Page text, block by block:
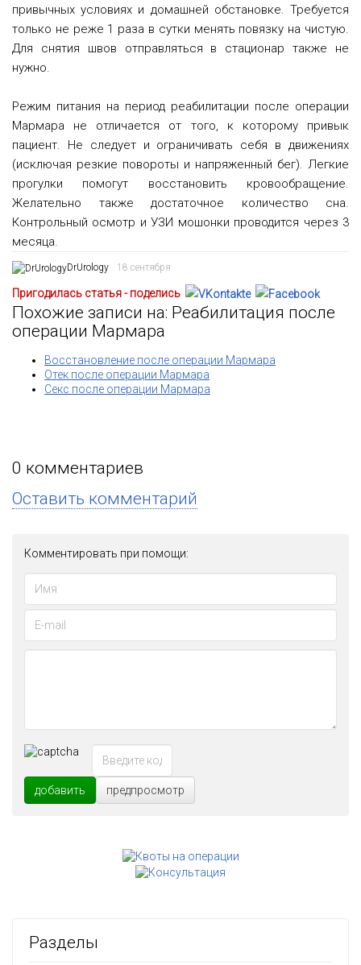
привычных условиях и домашней обстановке. Требуется
только не реже 1 раза в сутки менять повязку на чистую.
Для снятия швов отправляться в стационар также не
нужно.
Режим питания на период реабилитации после операции
Мармара не отличается от того, к которому привык
пациент. Не следует и ограничивать себя в движениях
(исключая резкие повороты и напряженный бег). Легкие
прогулки помогут восстановить кровообращение.
Желательно также достаточное количество сна.
Контрольный осмотр и УЗИ мошонки проводится через 3
месяца.
DrUrology 18 сентября
Пригодилась статья - поделись
Похожие записи на: Реабилитация после
операции Мармара
Восстановление после операции Мармара
Отек после операции Мармара
Секс после операции Мармара
0 комментариев
Оставить комментарий
Комментировать при помощи:
добавить предпросмотр
Разделы